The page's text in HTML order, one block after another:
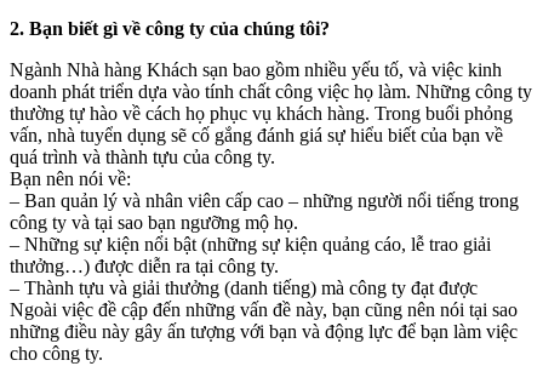
2. Bạn biết gì về công ty của chúng tôi?
Ngành Nhà hàng Khách sạn bao gồm nhiều yếu tố, và việc kinh
doanh phát triển dựa vào tính chất công việc họ làm. Những công ty
thường tự hào về cách họ phục vụ khách hàng. Trong buổi phỏng
vấn, nhà tuyển dụng sẽ cố gắng đánh giá sự hiểu biết của bạn về
quá trình và thành tựu của công ty.
Bạn nên nói về:
– Ban quản lý và nhân viên cấp cao – những người nổi tiếng trong
công ty và tại sao bạn ngưỡng mộ họ.
– Những sự kiện nổi bật (những sự kiện quảng cáo, lễ trao giải
thưởng…) được diễn ra tại công ty.
– Thành tựu và giải thưởng (danh tiếng) mà công ty đạt được
Ngoài việc đề cập đến những vấn đề này, bạn cũng nên nói tại sao
những điều này gây ấn tượng với bạn và động lực để bạn làm việc
cho công ty.